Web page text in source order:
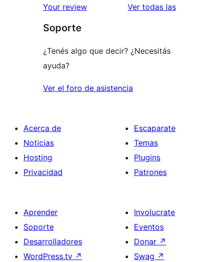
Your review Ver todas lasreseñas
Soporte
¿Tenés algo que decir? ¿Necesitás
ayuda?
Ver el foro de asistencia
Acerca de
Noticias
Hosting
Privacidad
Escaparate
Temas
Plugins
Patrones
Aprender
Soporte
Desarrolladores
WordPress.tv ↗
Involucrate
Eventos
Donar ↗
Swag ↗